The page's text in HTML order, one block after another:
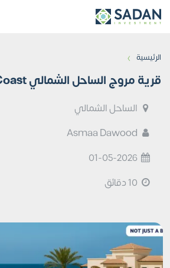
الرئيسية ›
قرية مروج الساحل الشمالي Muroj North Coast
الساحل الشمالي
01-05-2026